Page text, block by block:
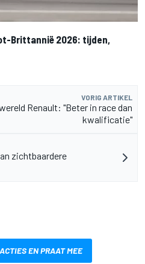
Brittannië 2026: tijden,
VORIG ARTIKEL
Renault: "Beter in race dan
kwalificatie"
zichtbaardere
EN PRAAT MEE